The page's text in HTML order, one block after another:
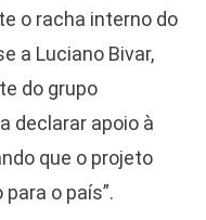
o racha interno do
a Luciano Bivar,
do grupo
declarar apoio à
que o projeto
o país”.